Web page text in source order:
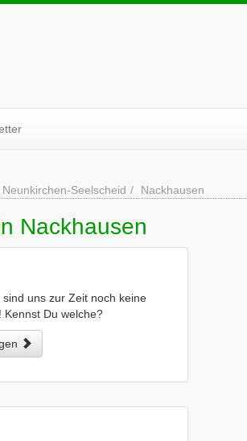
Neunkirchen-Seelscheid Nackhausen
Nackhausen
uns zur Zeit noch keine
Kennst Du welche?